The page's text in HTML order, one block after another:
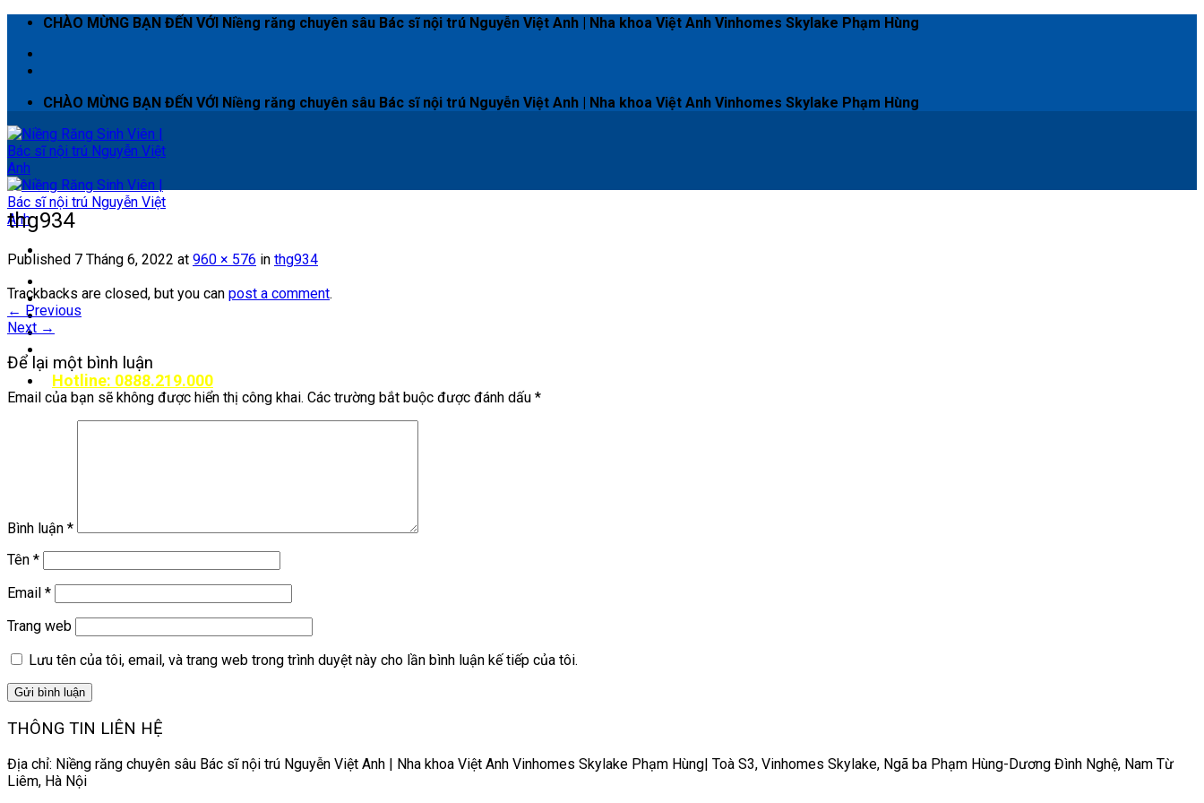
Skip
content
CHÀO MỪNG BẠN ĐẾN VỚI Niềng răng chuyên sâu Bác sĩ nội trú Nguyễn Việt Anh | Nha khoa Việt Anh Vinhomes Skylake Phạm Hùng
CHÀO MỪNG BẠN ĐẾN VỚI Niềng răng chuyên sâu Bác sĩ nội trú Nguyễn Việt Anh | Nha khoa Việt Anh Vinhomes Skylake Phạm Hùng
ĐẶT LỊCH KHÁM
Ca niềng thành công
BẢNG GIÁ
Hotline: 0888.219.000
thg934
Published 7 Tháng 6, 2022 at 960 × 576 in thg934
Trackbacks are closed, but you can post a comment.
← Previous
Next →
Để lại một bình luận
Email của bạn sẽ không được hiển thị công khai. Các trường bắt buộc được đánh dấu *
Bình luận *
Tên *
Email *
Trang web
Lưu tên của tôi, email, và trang web trong trình duyệt này cho lần bình luận kế tiếp của tôi.
THÔNG TIN LIÊN HỆ
Địa chỉ: Niềng răng chuyên sâu Bác sĩ nội trú Nguyễn Việt Anh | Nha khoa Việt Anh Vinhomes Skylake Phạm Hùng| Toà S3, Vinhomes Skylake, Ngã ba Phạm Hùng-Dương Đình Nghệ, Nam Từ
Liêm, Hà Nội